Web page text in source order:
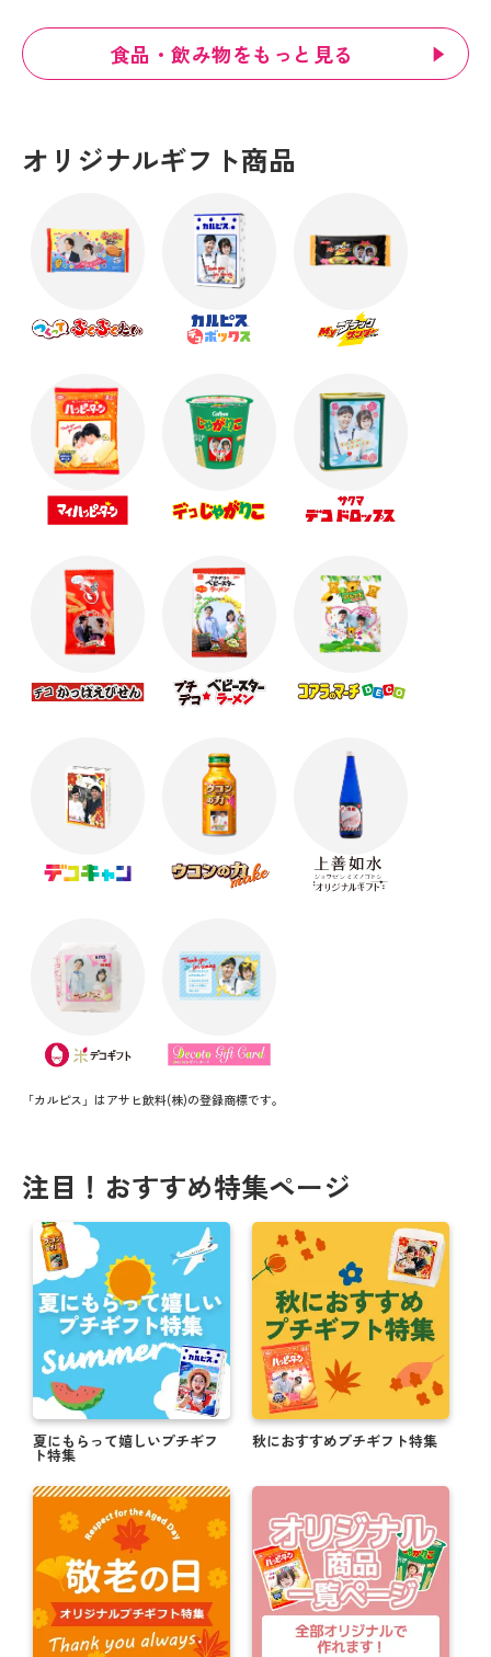
食品・飲み物をもっと見る
オリジナルギフト商品
「カルピス」はアサヒ飲料(株)の登録商標です。
注目！おすすめ特集ページ
夏にもらって嬉しいプチギフ
ト特集
秋におすすめプチギフト特集